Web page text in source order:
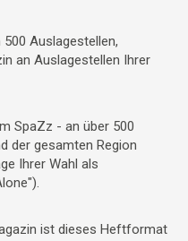
Auslagestellen,
an Auslagestellen Ihrer
SpaZz - an über 500
der gesamten Region
Ihrer Wahl als
ist dieses Heftformat